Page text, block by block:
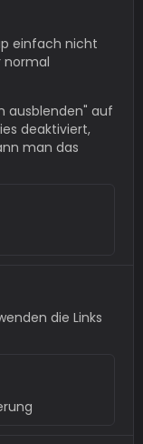
einfach nicht
normal
ausblenden" auf
deaktiviert,
man das
die Links